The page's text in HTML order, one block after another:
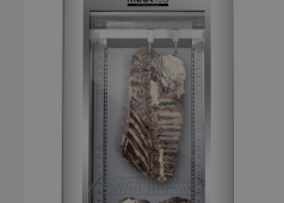
pys_session_limit
Privacy Policy